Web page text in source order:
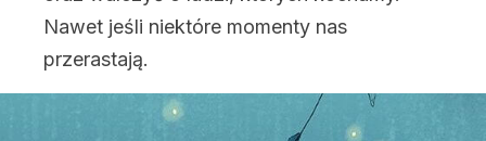
Nawet jeśli niektóre momenty nas
przerastają.